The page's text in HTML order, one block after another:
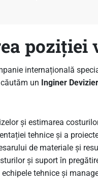
poziției
internațională
un Inginer Devizier
și estimarea
tehnice și a
de materiale și
și suport în
tehnice și